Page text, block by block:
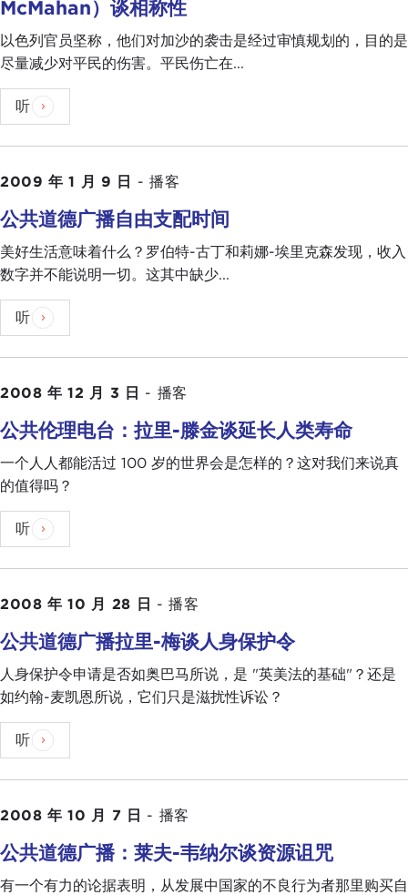
McMahan）谈相称性
以色列官员坚称，他们对加沙的袭击是经过审慎规划的，目的是
尽量减少对平民的伤害。平民伤亡在...
听
2009 年 1 月 9 日 - 播客
公共道德广播自由支配时间
美好生活意味着什么？罗伯特-古丁和莉娜-埃里克森发现，收入
数字并不能说明一切。这其中缺少...
听
2008 年 12 月 3 日 - 播客
公共伦理电台：拉里-滕金谈延长人类寿命
一个人人都能活过 100 岁的世界会是怎样的？这对我们来说真
的值得吗？
听
2008 年 10 月 28 日 - 播客
公共道德广播拉里-梅谈人身保护令
人身保护令申请是否如奥巴马所说，是 "英美法的基础"？还是
如约翰-麦凯恩所说，它们只是滋扰性诉讼？
听
2008 年 10 月 7 日 - 播客
公共道德广播：莱夫-韦纳尔谈资源诅咒
有一个有力的论据表明，从发展中国家的不良行为者那里购买自